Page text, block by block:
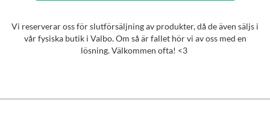
Vi reserverar oss för slutförsäljning av produkter, då de även säljs i
vår fysiska butik i Valbo. Om så är fallet hör vi av oss med en
lösning. Välkommen ofta! <3